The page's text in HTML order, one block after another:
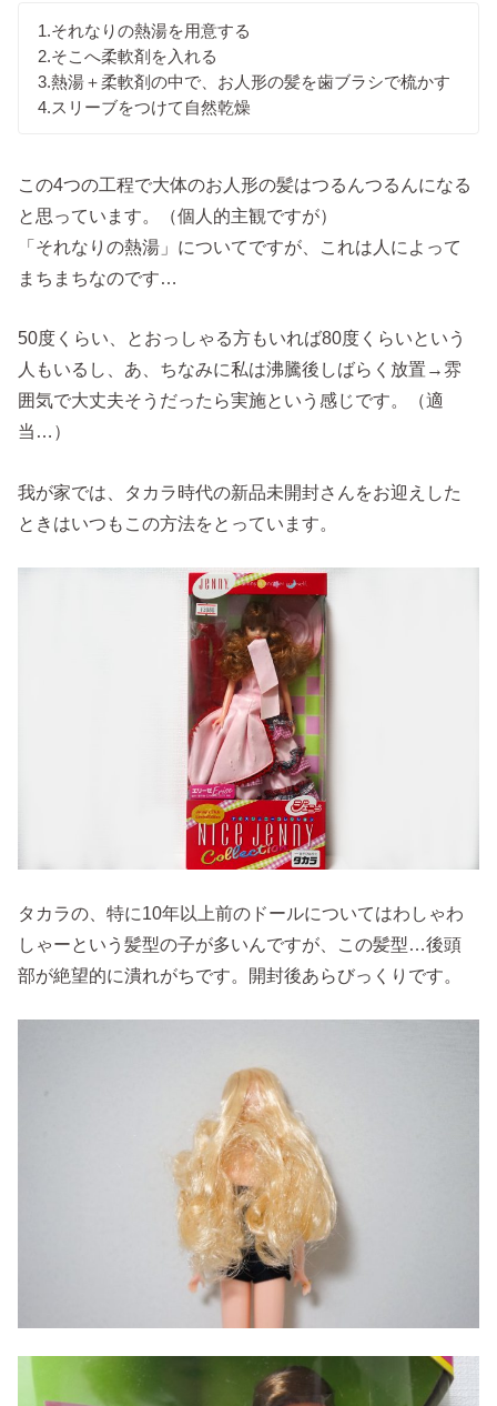
1.それなりの熱湯を用意する
2.そこへ柔軟剤を入れる
3.熱湯＋柔軟剤の中で、お人形の髪を歯ブラシで梳かす
4.スリーブをつけて自然乾燥
この4つの工程で大体のお人形の髪はつるんつるんになる
と思っています。（個人的主観ですが）
「それなりの熱湯」についてですが、これは人によって
まちまちなのです…
50度くらい、とおっしゃる方もいれば80度くらいという
人もいるし、あ、ちなみに私は沸騰後しばらく放置→雰
囲気で大丈夫そうだったら実施という感じです。（適
当…）
我が家では、タカラ時代の新品未開封さんをお迎えした
ときはいつもこの方法をとっています。
タカラの、特に10年以上前のドールについてはわしゃわ
しゃーという髪型の子が多いんですが、この髪型…後頭
部が絶望的に潰れがちです。開封後あらびっくりです。